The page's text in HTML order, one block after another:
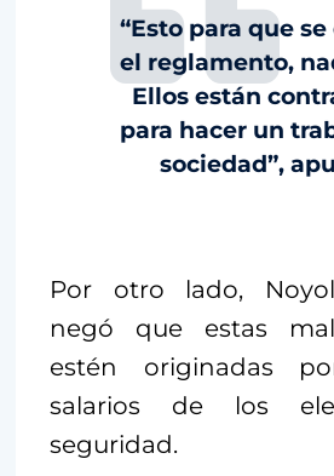
“Esto para que
el reglamento,
Ellos están
para hacer un
sociedad”,
Por otro lado,
negó que estas
estén originadas
salarios de los
seguridad.